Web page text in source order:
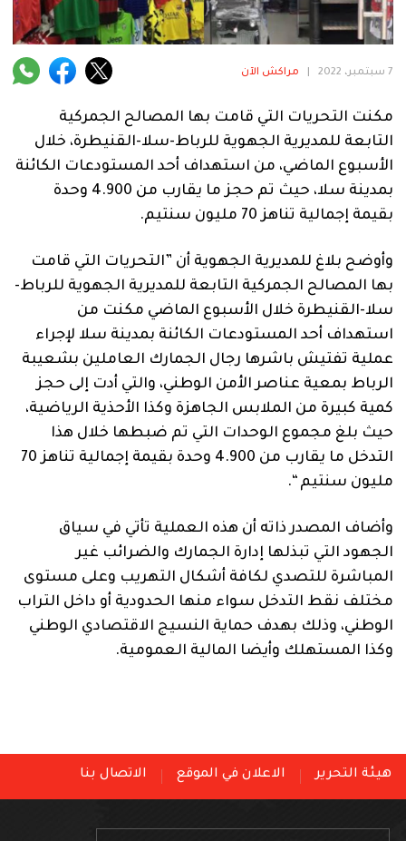
فنية
منوعة
آراء
7 سبتمبر، 2022 مراكش الآن
مكنت التحريات التي قامت بها المصالح الجمركية
التابعة للمديرية الجهوية للرباط-سلا-القنيطرة، خلال
الأسبوع الماضي، من استهداف أحد المستودعات الكائنة
بمدينة سلا، حيث تم حجز ما يقارب من 4.900 وحدة
بقيمة إجمالية تناهز 70 مليون سنتيم.
وأوضح بلاغ للمديرية الجهوية أن ”التحريات التي قامت
بها المصالح الجمركية التابعة للمديرية الجهوية للرباط-
سلا-القنيطرة خلال الأسبوع الماضي مكنت من
استهداف أحد المستودعات الكائنة بمدينة سلا لإجراء
عملية تفتيش باشرها رجال الجمارك العاملين بشعيبة
الرباط بمعية عناصر الأمن الوطني، والتي أدت إلى حجز
كمية كبيرة من الملابس الجاهزة وكذا الأحذية الرياضية،
حيث بلغ مجموع الوحدات التي تم ضبطها خلال هذا
التدخل ما يقارب من 4.900 وحدة بقيمة إجمالية تناهز 70
مليون سنتيم “.
وأضاف المصدر ذاته أن هذه العملية تأتي في سياق
الجهود التي تبذلها إدارة الجمارك والضرائب غير
المباشرة للتصدي لكافة أشكال التهريب وعلى مستوى
مختلف نقط التدخل سواء منها الحدودية أو داخل التراب
الوطني، وذلك بهدف حماية النسيج الاقتصادي الوطني
وكذا المستهلك وأيضا المالية العمومية.
هيئة التحرير الاعلان في الموقع الاتصال بنا